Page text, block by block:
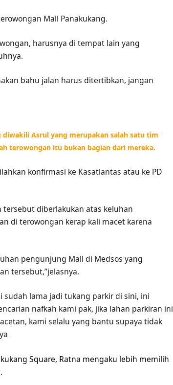
Mall Panakukang.
harusnya di tempat lain yang
bahu jalan harus ditertibkan, jangan
diwakili Asrul yang merupakan salah satu tim
terowongan itu bukan bagian dari mereka.
konfirmasi ke Kasatlantas atau ke PD
diberlakukan atas keluhan
di terowongan kerap kali macet karena
pengunjung Mall di Medsos yang
tersebut,”jelasnya.
lama jadi tukang parkir di sini, ini
nafkah kami pak, jika lahan parkiran ini
kami selalu yang bantu supaya tidak
Square, Ratna mengaku lebih memilih